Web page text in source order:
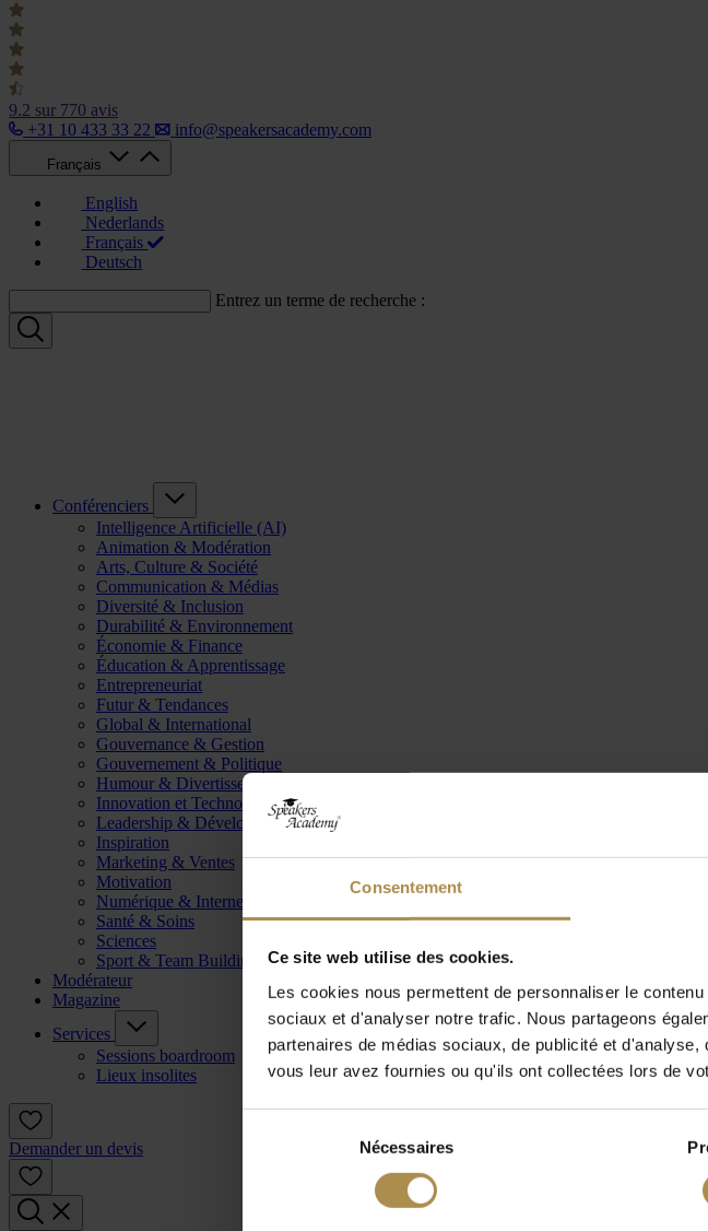
Consentement
Ce site web utilise des cookies.
Les cookies nous permettent de personnaliser le
sociaux et d'analyser notre trafic. Nous partageons
partenaires de médias sociaux, de publicité et
vous leur avez fournies ou qu'ils ont collectées lors de
Nécessaires
9.2 sur 770 avis
+31 10 433 33 22
info@speakersacademy.com
Français
English
Nederlands
Français
Deutsch
Entrez un terme de recherche :
Conférenciers
Intelligence Artificielle (AI)
Animation & Modération
Arts, Culture & Société
Communication & Médias
Diversité & Inclusion
Durabilité & Environnement
Économie & Finance
Éducation & Apprentissage
Entrepreneuriat
Futur & Tendances
Global & International
Gouvernance & Gestion
Gouvernement & Politique
Humour & Divertissement
Innovation et Technologie
Leadership & Développement
Inspiration
Marketing & Ventes
Motivation
Numérique & Internet
Santé & Soins
Sciences
Sport & Team Building
Modérateur
Magazine
Services
Sessions boardroom
Lieux insolites
Demander un devis